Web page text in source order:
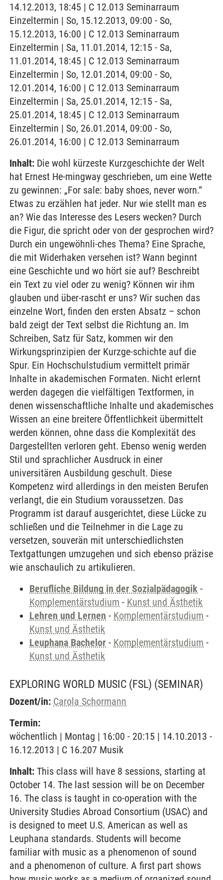
14.12.2013, 18:45 | C 12.013 Seminarraum
Einzeltermin | So, 15.12.2013, 09:00 - So,
15.12.2013, 16:00 | C 12.013 Seminarraum
Einzeltermin | Sa, 11.01.2014, 12:15 - Sa,
11.01.2014, 18:45 | C 12.013 Seminarraum
Einzeltermin | So, 12.01.2014, 09:00 - So,
12.01.2014, 16:00 | C 12.013 Seminarraum
Einzeltermin | Sa, 25.01.2014, 12:15 - Sa,
25.01.2014, 18:45 | C 12.013 Seminarraum
Einzeltermin | So, 26.01.2014, 09:00 - So,
26.01.2014, 16:00 | C 12.013 Seminarraum
Inhalt: Die wohl kürzeste Kurzgeschichte der Welt
hat Ernest He-mingway geschrieben, um eine Wette
zu gewinnen: „For sale: baby shoes, never worn.“
Etwas zu erzählen hat jeder. Nur wie stellt man es
an? Wie das Interesse des Lesers wecken? Durch
die Figur, die spricht oder von der gesprochen wird?
Durch ein ungewöhnli-ches Thema? Eine Sprache,
die mit Widerhaken versehen ist? Wann beginnt
eine Geschichte und wo hört sie auf? Beschreibt
ein Text zu viel oder zu wenig? Können wir ihm
glauben und über-rascht er uns? Wir suchen das
einzelne Wort, finden den ersten Absatz – schon
bald zeigt der Text selbst die Richtung an. Im
Schreiben, Satz für Satz, kommen wir den
Wirkungsprinzipien der Kurzge-schichte auf die
Spur. Ein Hochschulstudium vermittelt primär
Inhalte in akademischen Formaten. Nicht erlernt
werden dagegen die vielfältigen Textformen, in
denen wissenschaftliche Inhalte und akademisches
Wissen an eine breitere Öffentlichkeit übermittelt
werden können, ohne dass die Komplexität des
Dargestellten verloren geht. Ebenso wenig werden
Stil und sprachlicher Ausdruck in einer
universitären Ausbildung geschult. Diese
Kompetenz wird allerdings in den meisten Berufen
verlangt, die ein Studium voraussetzen. Das
Programm ist darauf ausgerichtet, diese Lücke zu
schließen und die Teilnehmer in die Lage zu
versetzen, souverän mit unterschiedlichsten
Textgattungen umzugehen und sich ebenso präzise
wie anschaulich zu artikulieren.
Berufliche Bildung in der Sozialpädagogik -
Komplementärstudium - Kunst und Ästhetik
Lehren und Lernen - Komplementärstudium -
Kunst und Ästhetik
Leuphana Bachelor - Komplementärstudium -
Kunst und Ästhetik
EXPLORING WORLD MUSIC (FSL) (SEMINAR)
Dozent/in: Carola Schormann
Termin:
wöchentlich | Montag | 16:00 - 20:15 | 14.10.2013 -
16.12.2013 | C 16.207 Musik
Inhalt: This class will have 8 sessions, starting at
October 14. The last session will be on December
16. The class is taught in co-operation with the
University Studies Abroad Consortium (USAC) and
is designed to meet U.S. American as well as
Leuphana standards. Students will become
familiar with music as a phenomenon of sound
and a phenomenon of culture. A first part shows